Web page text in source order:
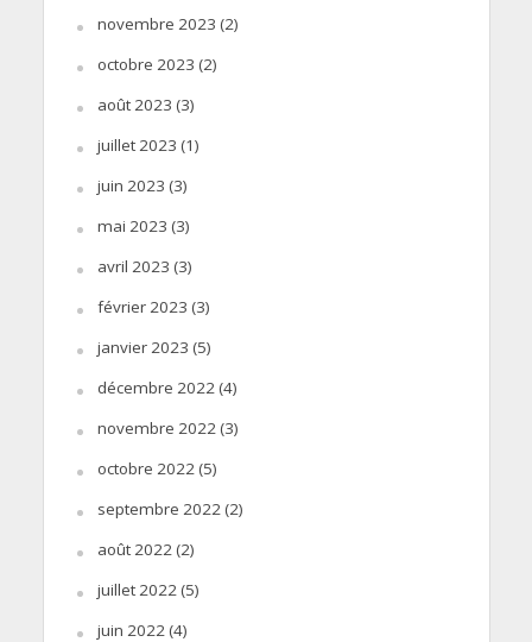
novembre 2023 (2)
octobre 2023 (2)
août 2023 (3)
juillet 2023 (1)
juin 2023 (3)
mai 2023 (3)
avril 2023 (3)
février 2023 (3)
janvier 2023 (5)
décembre 2022(4)
novembre 2022(3)
octobre 2022(5)
septembre 2022(2)
août 2022(2)
juillet 2022(5)
juin 2022(4)